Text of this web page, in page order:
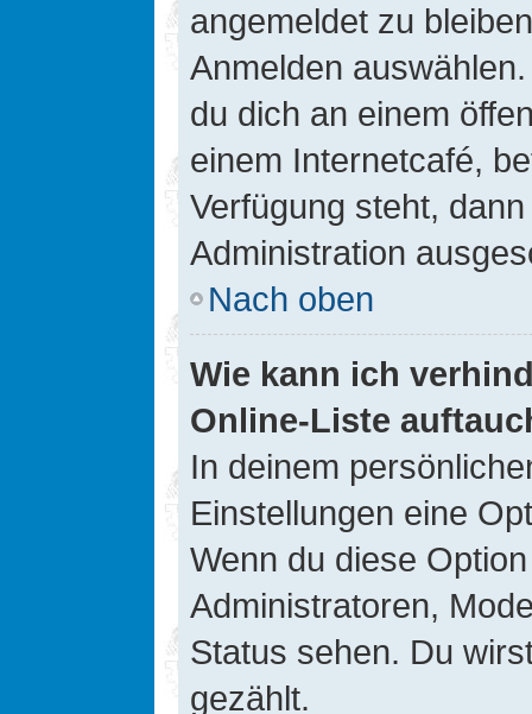
angemeldet zu
Anmelden
du dich an einem
einem Internetcafé,
Verfügung steht,
Administration
Nach oben
Wie kann ich
Online-Liste
In deinem
Einstellungen eine
Wenn du diese
Administratoren,
Status sehen. Du
gezählt.